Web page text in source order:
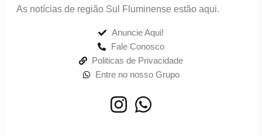
As notícias de região Sul Fluminense estão aqui.
Anuncie Aqui!
Fale Conosco
Politicas de Privacidade
Entre no nosso Grupo